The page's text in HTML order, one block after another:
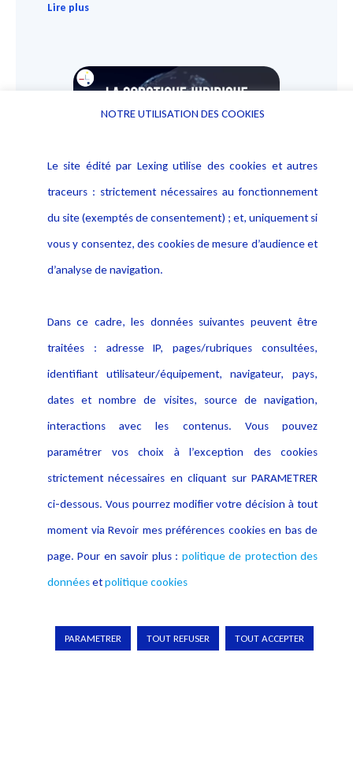
Lire plus
épisode détaille les différents facteurs de malfaçons et
Lire plus
Informations
Alerte professionnelle
Notice Légale
Politique de protection des
Activités
Evènement
Publications
NOTRE UTILISATION DES COOKIES
Le site édité par Lexing utilise des cookies et autres
traceurs : strictement nécessaires au fonctionnement
du site (exemptés de consentement) ; et, uniquement si
vous y consentez, des cookies de mesure d’audience et
d’analyse de navigation.
Dans ce cadre, les données suivantes peuvent être
traitées : adresse IP, pages/rubriques consultées,
identifiant utilisateur/équipement, navigateur, pays,
dates et nombre de visites, source de navigation,
interactions avec les contenus. Vous pouvez
paramétrer vos choix à l’exception des cookies
strictement nécessaires en cliquant sur PARAMETRER
ci-dessous. Vous pourrez modifier votre décision à tout
moment via Revoir mes préférences cookies en bas de
page. Pour en savoir plus : politique de protection des
donnéesetpolitique cookies
PARAMETRER TOUT REFUSER TOUT ACCEPTER